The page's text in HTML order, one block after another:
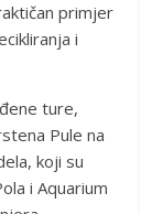
primjer
i
ture,
Pule na
koji su
i Aquarium